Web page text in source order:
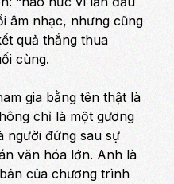
âm nhạc, nhưng cũng
quả thắng thua
cùng.
gia bằng tên thật là
chỉ là một gương
người đứng sau sự
văn hóa lớn. Anh là
của chương trình